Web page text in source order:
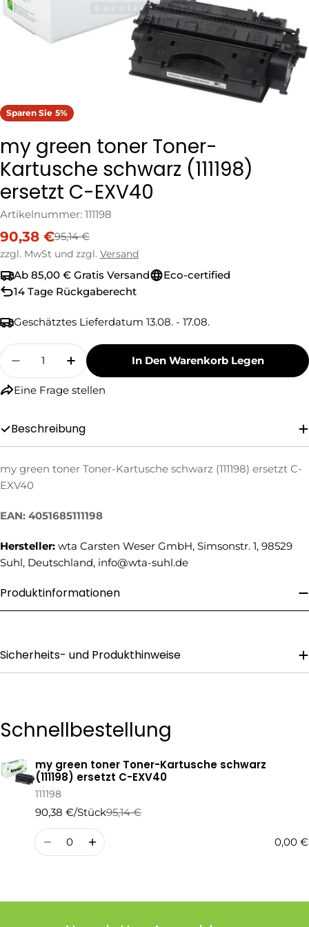
Sparen Sie 5%
my green toner Toner-
Kartusche schwarz (111198)
ersetzt C-EXV40
Artikelnummer: 111198
Verkaufspreis
90,38 €
Regulärer
Preis
95,14 €
zzgl. MwSt und zzgl. Versand
Ab 85,00 € Gratis Versand
Eco-certified
14 Tage Rückgaberecht
Geschätztes Lieferdatum 13.08. - 17.08.
Menge
Menge Für My Green Toner Toner-Kartusche
Menge Für My Green Toner Toner-
In Den Warenkorb Legen
Eine Frage stellen
Eine Frage stellen
E-
Mail
Ihre
Die mit * gekennzeichneten Felder sind Pflichtfelder.
Beschreibung
my green toner Toner-Kartusche schwarz (111198) ersetzt C-
EXV40
EAN: 4051685111198
Hersteller: wta Carsten Weser GmbH, Simsonstr. 1, 98529
Suhl, Deutschland, info@wta-suhl.de
Produktinformationen
Sicherheits- und Produkthinweise
Schnellbestellung
Ihr
Warenkorb
my green toner Toner-Kartusche schwarz
(111198) ersetzt C-EXV40
111198
90,38 €/Stück
Regulärer
Preis
95,14 €
Verkaufspreis
Menge
0,00 €